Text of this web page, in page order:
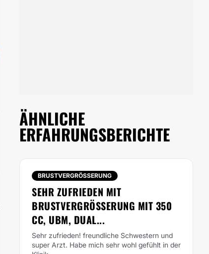
ÄHNLICHE
ERFAHRUNGSBERICHTE
BRUSTVERGRÖSSERUNG
SEHR ZUFRIEDEN MIT
BRUSTVERGRÖSSERUNG MIT 350 C
C, UBM, DUAL...
Sehr zufrieden! freundliche Schwestern und
super Arzt. Habe mich sehr wohl gefühlt in der